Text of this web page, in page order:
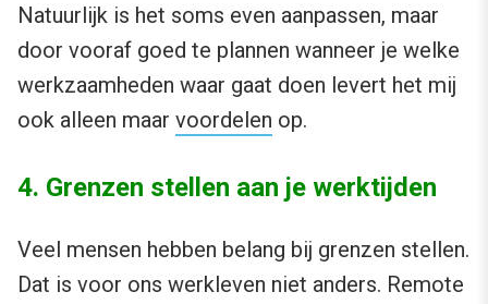
Natuurlijk is het soms even aanpassen, maar
door vooraf goed te plannen wanneer je welke
werkzaamheden waar gaat doen levert het mij
ook alleen maar voordelen op.
4. Grenzen stellen aan je werktijden
Veel mensen hebben belang bij grenzen stellen.
Dat is voor ons werkleven niet anders. Remote